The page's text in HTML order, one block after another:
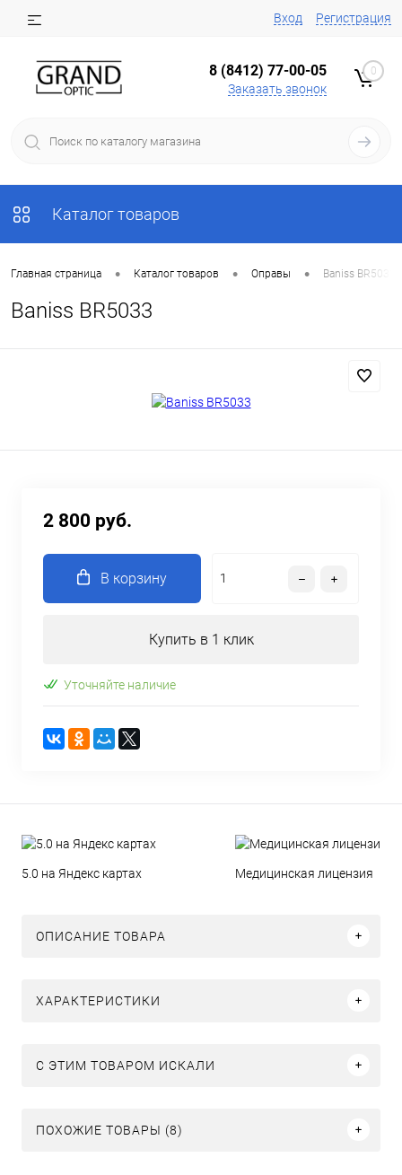
Вход Регистрация
8 (8412) 77-00-05
Заказать звонок
0
Каталог товаров
Главная страница • Каталог товаров • Оправы • Baniss BR5033
Baniss BR5033
2 800 руб.
В корзину
Купить в 1 клик
Уточняйте наличие
5.0 на Яндекс картах Медицинская лицензия
ОПИСАНИЕ ТОВАРА
ХАРАКТЕРИСТИКИ
C ЭТИМ ТОВАРОМ ИСКАЛИ
ПОХОЖИЕ ТОВАРЫ (8)